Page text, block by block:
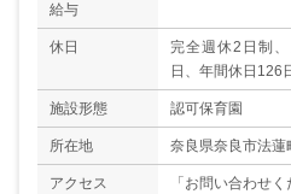
給与
休日
完全週休2日制
日、年間休日126
施設形態 認可保育園
所在地 奈良県奈良市法蓮
アクセス 「お問い合わせく